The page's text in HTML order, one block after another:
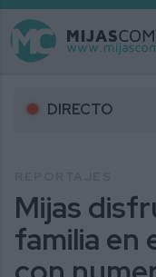
DIRECTO
Mijas
familia en